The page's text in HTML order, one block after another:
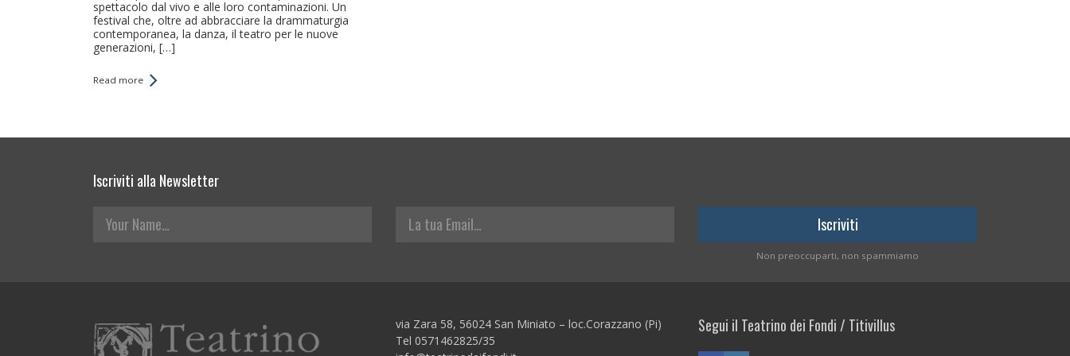
spettacolo dal vivo e alle loro contaminazioni. Un
festival che, oltre ad abbracciare la drammaturgia
contemporanea, la danza, il teatro per le nuove
generazioni, […]
Read more
Iscriviti alla Newsletter
Non preoccuparti, non spammiamo
via Zara 58, 56024 San Miniato – loc.Corazzano (Pi)
Tel 0571462825/35
Segui il Teatrino dei Fondi / Titivillus